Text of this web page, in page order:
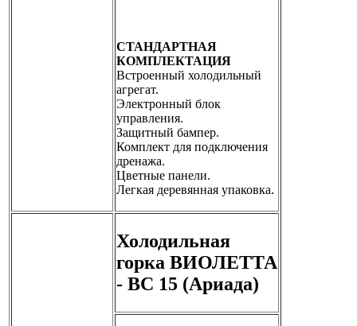
СТАНДАРТНАЯ
КОМПЛЕКТАЦИЯ
Встроенный холодильный
агрегат.
Электронный блок
управления.
Защитный бампер.
Комплект для подключения
дренажа.
Цветные панели.
Легкая деревянная упаковка.
Холодильная
горка ВИОЛЕТТА
- ВС 15 (Ариада)